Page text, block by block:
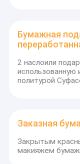
Бумажная
2 наслоили
политурой
Заказная
Закрытым
макияжем